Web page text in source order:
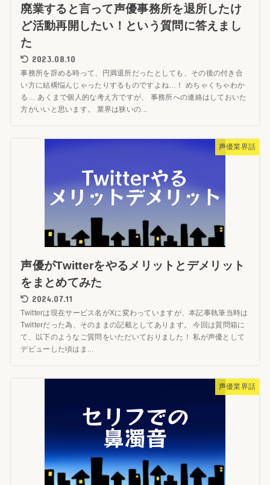
廃業すると言って声優事務所を退所したけ
ど活動再開したい！という質問に答えまし
た
2023.08.10
事務所を辞める時って、円満退所だったとしても、その後の付き合
い方に結構悩んじゃったりするものですよね…！ めちゃくちゃわか
る… あくまで個人的な考え方ですが、 事務所への連絡はしておいた
方がいいと思います。 業界は狭いの...
声優業界話
声優がTwitterをやるメリットとデメリット
をまとめてみた
2024.07.11
Twitterは現在サービス名がXに変わっていますが、本記事執筆当時は
Twitterだった為、そのままの記載としてあります。 今回は質問箱に
て、以下のようなご質問をいただいておりました！ 私が声優として
デビューした頃はま...
声優業界話